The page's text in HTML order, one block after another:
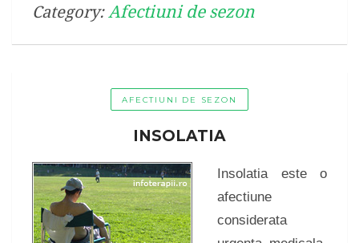
Category: Afectiuni de sezon
AFECTIUNI DE SEZON
INSOLATIA
Insolatia este o
afectiune
considerata